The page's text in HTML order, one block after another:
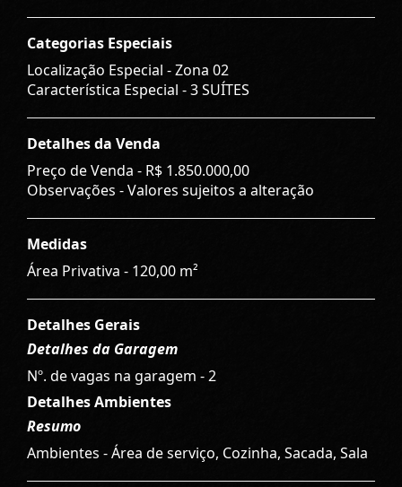
Categorias Especiais
Localização Especial - Zona 02
Característica Especial - 3 SUÍTES
Detalhes da Venda
Preço de Venda - R$ 1.850.000,00
Observações - Valores sujeitos a alteração
Medidas
Área Privativa - 120,00 m²
Detalhes Gerais
Detalhes da Garagem
Nº. de vagas na garagem - 2
Detalhes Ambientes
Resumo
Ambientes - Área de serviço, Cozinha, Sacada, Sala